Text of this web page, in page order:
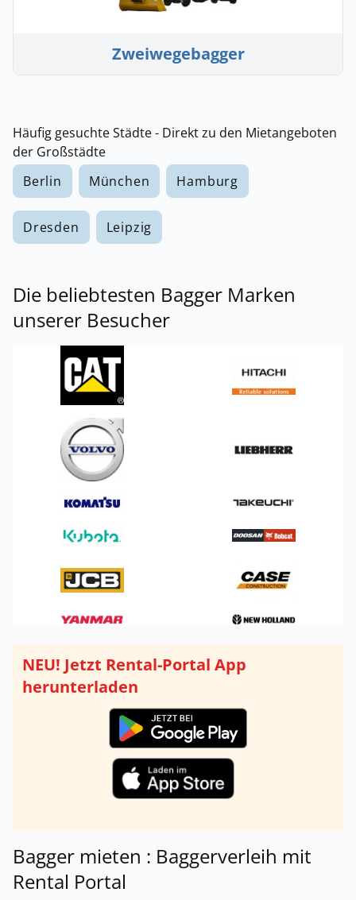
Zweiwegebagger
Häufig gesuchte Städte - Direkt zu den Mietangeboten
der Großstädte
Berlin
München Hamburg
Dresden Leipzig
Die beliebtesten Bagger Marken
unserer Besucher
NEU! Jetzt Rental-Portal App
herunterladen
Bagger mieten : Baggerverleih mit
Rental Portal